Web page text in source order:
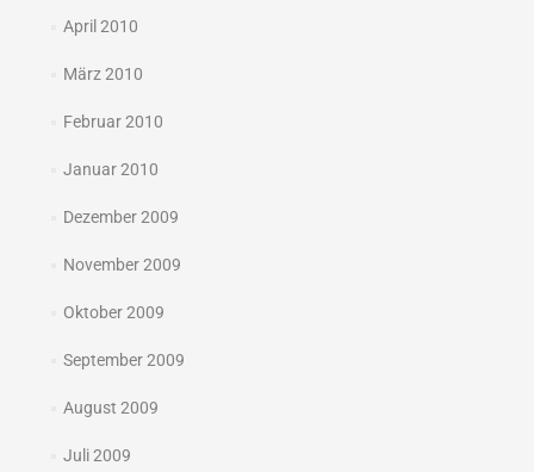
April 2010
März 2010
Februar 2010
Januar 2010
Dezember 2009
November 2009
Oktober 2009
September 2009
August 2009
Juli 2009